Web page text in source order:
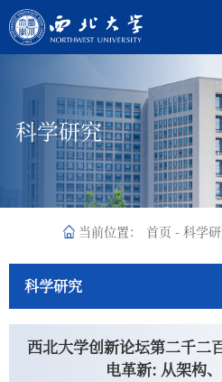
科学研究
当前位置： 首页 - 科学
科学研究
西北大学创新论坛第二千二
电革新: 从架构